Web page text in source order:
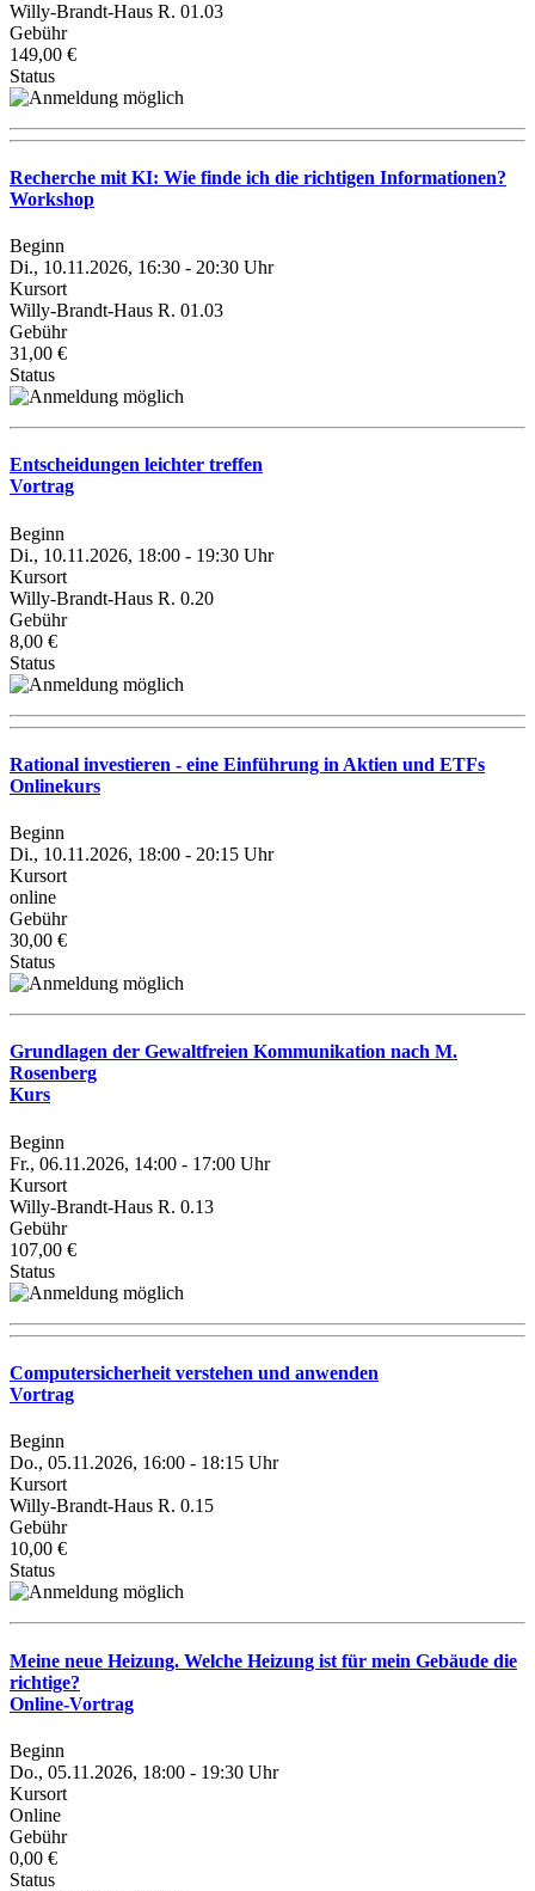
Willy-Brandt-Haus R. 01.03
Gebühr
149,00 €
Status
Recherche mit KI: Wie finde ich die richtigen Informationen?
Workshop
Beginn
Di., 10.11.2026, 16:30 - 20:30 Uhr
Kursort
Willy-Brandt-Haus R. 01.03
Gebühr
31,00 €
Status
Entscheidungen leichter treffen
Vortrag
Beginn
Di., 10.11.2026, 18:00 - 19:30 Uhr
Kursort
Willy-Brandt-Haus R. 0.20
Gebühr
8,00 €
Status
Rational investieren - eine Einführung in Aktien und ETFs
Onlinekurs
Beginn
Di., 10.11.2026, 18:00 - 20:15 Uhr
Kursort
online
Gebühr
30,00 €
Status
Grundlagen der Gewaltfreien Kommunikation nach M.
Rosenberg
Kurs
Beginn
Fr., 06.11.2026, 14:00 - 17:00 Uhr
Kursort
Willy-Brandt-Haus R. 0.13
Gebühr
107,00 €
Status
Computersicherheit verstehen und anwenden
Vortrag
Beginn
Do., 05.11.2026, 16:00 - 18:15 Uhr
Kursort
Willy-Brandt-Haus R. 0.15
Gebühr
10,00 €
Status
Meine neue Heizung. Welche Heizung ist für mein Gebäude die
richtige?
Online-Vortrag
Beginn
Do., 05.11.2026, 18:00 - 19:30 Uhr
Kursort
Online
Gebühr
0,00 €
Status